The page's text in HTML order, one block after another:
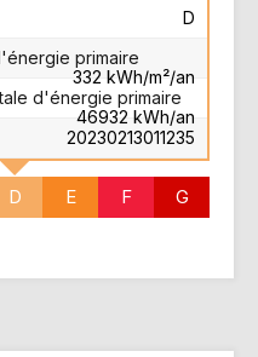
D
primaire
332 kWh/m²/an
d'énergie primaire
46932 kWh/an
20230213011235
D E F G